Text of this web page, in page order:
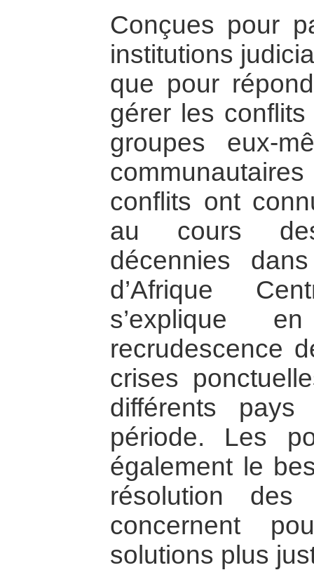
Conçues pour
institutions
que pour
gérer les
groupes eux-
conflits ont
au cours
décennies
d’Afrique
s’explique
recrudescence
crises
différents
période. Les
également le
résolution
concernent
solutions plus